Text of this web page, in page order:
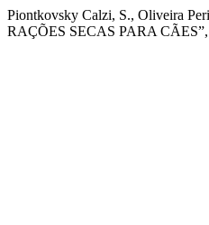
Piontkovsky Calzi, S., Oliveira
RAÇÕES SECAS PARA CÃES”,